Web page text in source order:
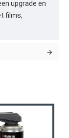
upgrade en
films,